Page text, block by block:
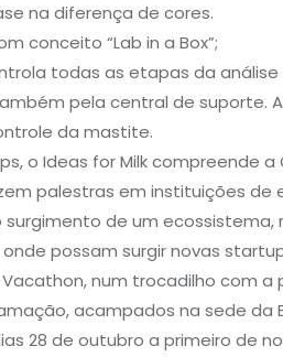
na diferença de cores.
conceito “Lab in a Box”;
todas as etapas da
pela central de suporte.
da mastite.
o Ideas for Milk compreende
palestras em instituições de
de um ecossistema,
possam surgir novas
num trocadilho com a
acampados na sede da
28 de outubro a primeiro de